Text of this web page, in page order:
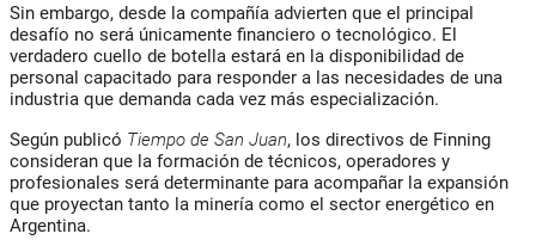
Sin embargo, desde la compañía advierten que el principal
desafío no será únicamente financiero o tecnológico. El
verdadero cuello de botella estará en la disponibilidad de
personal capacitado para responder a las necesidades de una
industria que demanda cada vez más especialización.
Según publicó Tiempo de San Juan, los directivos de Finning
consideran que la formación de técnicos, operadores y
profesionales será determinante para acompañar la expansión
que proyectan tanto la minería como el sector energético en
Argentina.